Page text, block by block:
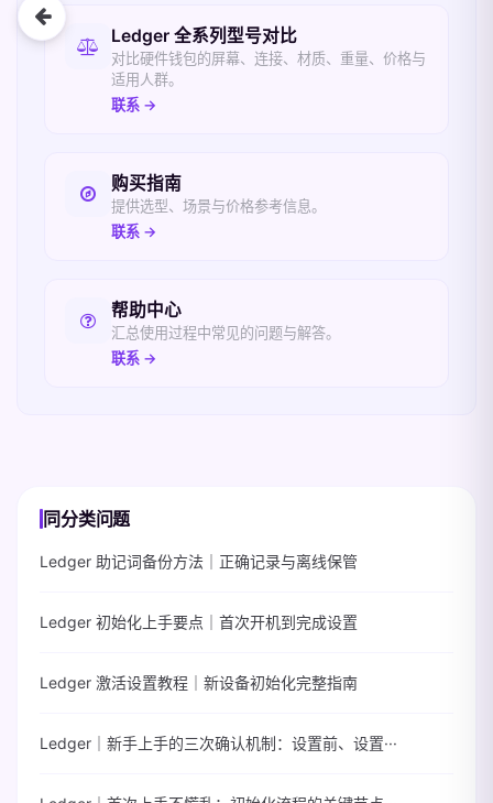
相关入口Ledger 全系列型号对比
对比硬件钱包的屏幕、连接、材质、重量、价格与
适用人群。
联系 →
购买指南
提供选型、场景与价格参考信息。
联系 →
帮助中心
汇总使用过程中常见的问题与解答。
联系 →
同分类问题
Ledger 助记词备份方法｜正确记录与离线保管
Ledger 初始化上手要点｜首次开机到完成设置
Ledger 激活设置教程｜新设备初始化完整指南
Ledger｜新手上手的三次确认机制：设置前、设置···